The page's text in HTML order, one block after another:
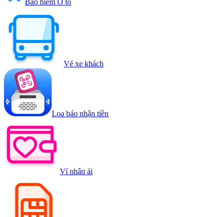
Vé xe khách
Loa báo nhận tiền
Ví nhân ái